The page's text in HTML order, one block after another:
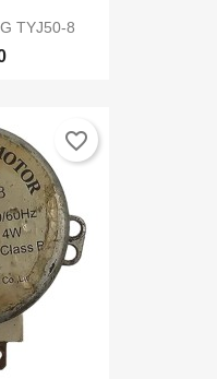
TYJ50-8
favorite_border